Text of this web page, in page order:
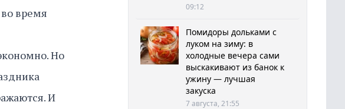
время
Но
И
09:12
Помидоры дольками с
луком на зиму: в
холодные вечера сами
выскакивают из банок к
ужину — лучшая
закуска
7 августа, 21:55